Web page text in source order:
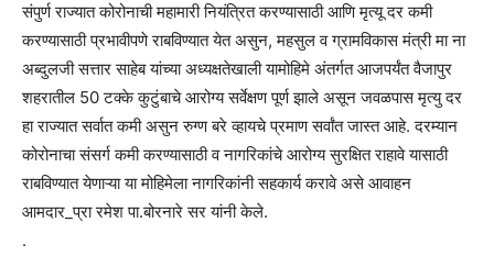
संपुर्ण राज्यात कोरोनाची महामारी नियंत्रित करण्यासाठी आणि मृत्यू दर कमी
करण्यासाठी प्रभावीपणे राबविण्यात येत असुन, महसुल व ग्रामविकास मंत्री मा ना
अब्दुलजी सत्तार साहेब यांच्या अध्यक्षतेखाली यामोहिमे अंतर्गत आजपर्यंत वैजापुर
शहरातील 50 टक्के कुटुंबाचे आरोग्य सर्वेक्षण पूर्ण झाले असून जवळपास मृत्यु दर
हा राज्यात सर्वात कमी असुन रुग्ण बरे व्हायचे प्रमाण सर्वांत जास्त आहे. दरम्यान
कोरोनाचा संसर्ग कमी करण्यासाठी व नागरिकांचे आरोग्य सुरक्षित राहावे यासाठी
राबविण्यात येणाऱ्या या मोहिमेला नागरिकांनी सहकार्य करावे असे आवाहन
आमदार_प्रा रमेश पा.बोरनारे सर यांनी केले.
.